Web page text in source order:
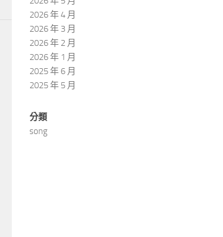
2026 年 4 月
2026 年 3 月
2026 年 2 月
2026 年 1 月
2025 年 6 月
2025 年 5 月
分類
song